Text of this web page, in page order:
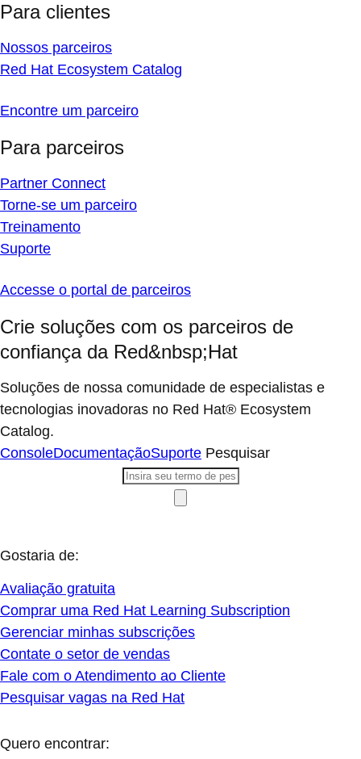
Para clientes
Nossos parceiros
Red Hat Ecosystem Catalog
Encontre um parceiro
Para parceiros
Partner Connect
Torne-se um parceiro
Treinamento
Suporte
Accesse o portal de parceiros
Crie soluções com os parceiros de
confiança da Red&nbsp;Hat
Soluções de nossa comunidade de especialistas e
tecnologias inovadoras no Red Hat® Ecosystem
Catalog.
ConsoleDocumentaçãoSuporte Pesquisar
Gostaria de:
Avaliação gratuita
Comprar uma Red Hat Learning Subscription
Gerenciar minhas subscrições
Contate o setor de vendas
Fale com o Atendimento ao Cliente
Pesquisar vagas na Red Hat
Quero encontrar: